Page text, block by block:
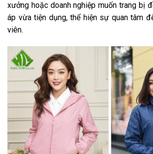
xưởng hoặc doanh nghiệp muốn trang bị
áp vừa tiện dụng, thể hiện sự quan tâm
viên.